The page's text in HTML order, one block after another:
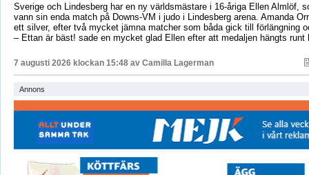
Sverige och Lindesberg har en ny världsmästare i 16-åriga Ellen Almlöf,
vann sin enda match på Downs-VM i judo i Lindesberg arena. Amanda
ett silver, efter två mycket jämna matcher som båda gick till förlängning
– Ettan är bäst! sade en mycket glad Ellen efter att medaljen hängts runt
7 augusti 2026 klockan 15:48 av Camilla Lagerman
Annons